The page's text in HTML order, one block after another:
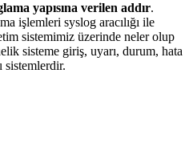
yapısına verilen addır.
işlemleri syslog aracılığı ile
sistemimiz üzerinde neler olup
sisteme giriş, uyarı, durum, hata
sistemlerdir.